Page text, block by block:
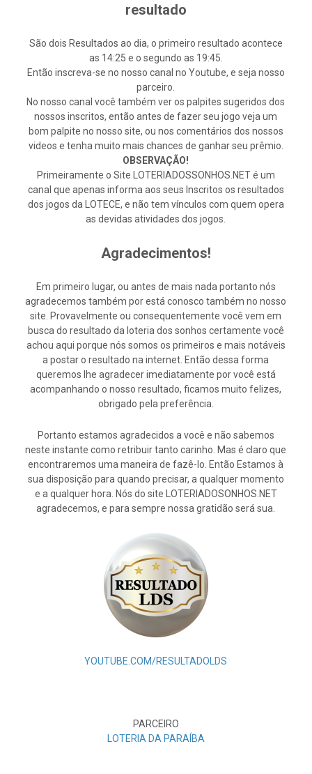
resultado
São dois Resultados ao dia, o primeiro resultado acontece
as 14:25 e o segundo as 19:45.
Então inscreva-se no nosso canal no Youtube, e seja nosso
parceiro.
No nosso canal você também ver os palpites sugeridos dos
nossos inscritos, então antes de fazer seu jogo veja um
bom palpite no nosso site, ou nos comentários dos nossos
videos e tenha muito mais chances de ganhar seu prêmio.
OBSERVAÇÃO!
Primeiramente o Site LOTERIADOSSONHOS.NET é um
canal que apenas informa aos seus Inscritos os resultados
dos jogos da LOTECE, e não tem vínculos com quem opera
as devidas atividades dos jogos.
Agradecimentos!
Em primeiro lugar, ou antes de mais nada portanto nós
agradecemos também por está conosco também no nosso
site. Provavelmente ou consequentemente você vem em
busca do resultado da loteria dos sonhos certamente você
achou aqui porque nós somos os primeiros e mais notáveis
a postar o resultado na internet. Então dessa forma
queremos lhe agradecer imediatamente por você está
acompanhando o nosso resultado, ficamos muito felizes,
obrigado pela preferência.
Portanto estamos agradecidos a você e não sabemos
neste instante como retribuir tanto carinho. Mas é claro que
encontraremos uma maneira de fazê-lo. Então Estamos à
sua disposição para quando precisar, a qualquer momento
e a qualquer hora. Nós do site LOTERIADOSONHOS.NET
agradecemos, e para sempre nossa gratidão será sua.
YOUTUBE.COM/RESULTADOLDS
PARCEIRO
LOTERIA DA PARAÍBA